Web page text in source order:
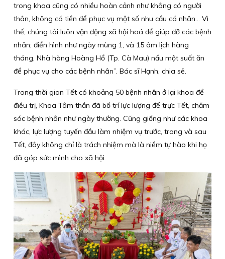
trong khoa cũng có nhiều hoàn cảnh như không có người
thân, không có tiền để phục vụ một số nhu cầu cá nhân… Vì
thế, chúng tôi luôn vận động xã hội hoá để giúp đỡ các bệnh
nhân; điển hình như ngày mùng 1, và 15 âm lịch hàng
tháng, Nhà hàng Hoàng Hổ (Tp. Cà Mau) nấu một suất ăn
để phục vụ cho các bệnh nhân”. Bác sĩ Hạnh, chia sẻ.
Trong thời gian Tết có khoảng 50 bệnh nhân ở lại khoa để
điều trị, Khoa Tâm thần đã bố trí lực lượng để trực Tết, chăm
sóc bệnh nhân như ngày thường. Cũng giống như các khoa
khác, lực lượng tuyến đầu làm nhiệm vụ trước, trong và sau
Tết, đây không chỉ là trách nhiệm mà là niềm tự hào khi họ
đã góp sức mình cho xã hội.